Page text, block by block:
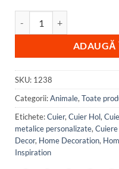
ADAUGĂ
SKU: 1238
Categorii:Animale,Toate
Etichete:Cuier,Cuier Hol,
metalice personalizate,
Decor, Home Decoration,
Inspiration